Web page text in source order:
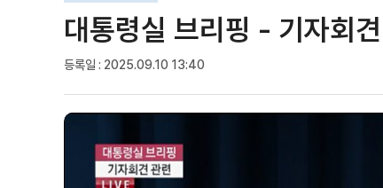
대통령실 브리핑 - 기자회
등록일 : 2025.09.10 13:40